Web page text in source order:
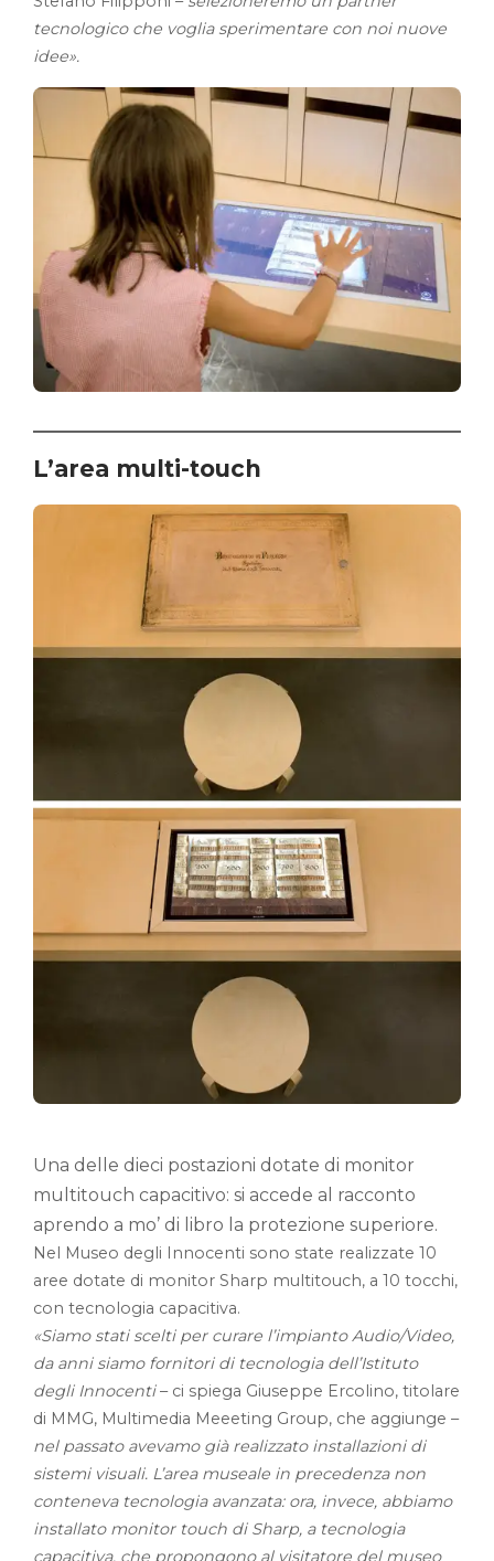
tecnologico che voglia sperimentare con noi nuove
idee».
L’area multi-touch
Una delle dieci postazioni dotate di monitor
multitouch capacitivo: si accede al racconto
aprendo a mo’ di libro la protezione superiore.
Nel Museo degli Innocenti sono state realizzate 10
aree dotate di monitor Sharp multitouch, a 10 tocchi,
con tecnologia capacitiva.
«Siamo stati scelti per curare l’impianto Audio/Video,
da anni siamo fornitori di tecnologia dell’Istituto
degli Innocenti– ci spiega Giuseppe Ercolino, titolare
di MMG, Multimedia Meeeting Group, che aggiunge –
nel passato avevamo già realizzato installazioni di
sistemi visuali. L’area museale in precedenza non
conteneva tecnologia avanzata: ora, invece, abbiamo
installato monitor touch di Sharp, a tecnologia